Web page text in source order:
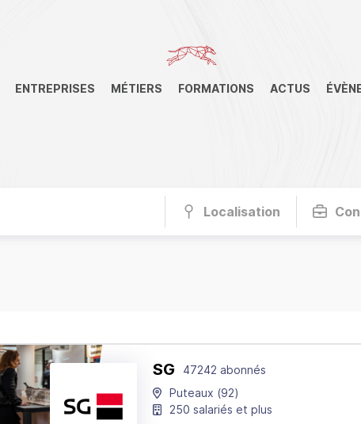
ENTREPRISES MÉTIERS FORMATIONS ACTUS
Localisation
SG
47242 abonnés
Puteaux (92)
250 salariés et plus